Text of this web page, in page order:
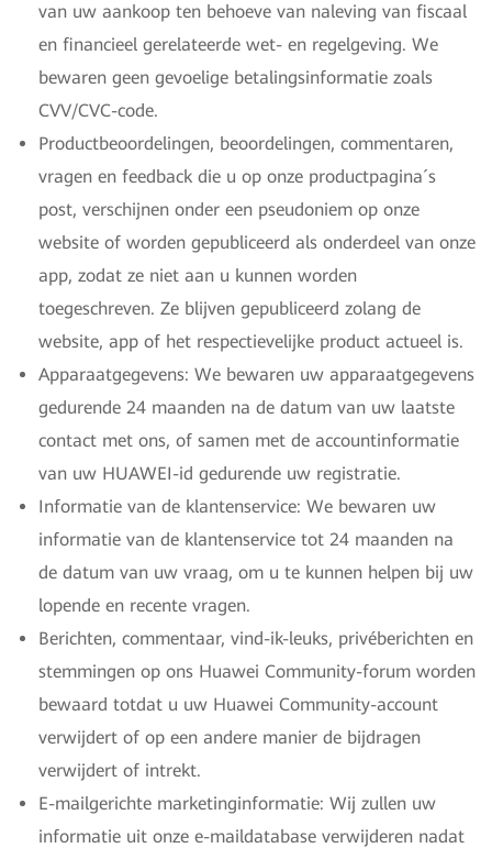
van uw aankoop ten behoeve van naleving van fiscaal
en financieel gerelateerde wet- en regelgeving. We
bewaren geen gevoelige betalingsinformatie zoals
CVV/CVC-code.
Productbeoordelingen, beoordelingen, commentaren,
vragen en feedback die u op onze productpagina´s
post, verschijnen onder een pseudoniem op onze
website of worden gepubliceerd als onderdeel van onze
app, zodat ze niet aan u kunnen worden
toegeschreven. Ze blijven gepubliceerd zolang de
website, app of het respectievelijke product actueel is.
Apparaatgegevens: We bewaren uw apparaatgegevens
gedurende 24 maanden na de datum van uw laatste
contact met ons, of samen met de accountinformatie
van uw HUAWEI-id gedurende uw registratie.
Informatie van de klantenservice: We bewaren uw
informatie van de klantenservice tot 24 maanden na
de datum van uw vraag, om u te kunnen helpen bij uw
lopende en recente vragen.
Berichten, commentaar, vind-ik-leuks, privéberichten en
stemmingen op ons Huawei Community-forum worden
bewaard totdat u uw Huawei Community-account
verwijdert of op een andere manier de bijdragen
verwijdert of intrekt.
E-mailgerichte marketinginformatie: Wij zullen uw
informatie uit onze e-maildatabase verwijderen nadat